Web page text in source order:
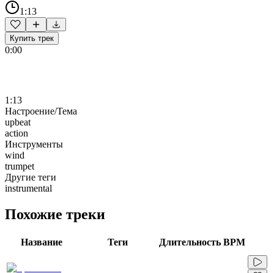
1:13
Купить трек
0:00
1:13
Настроение/Тема
upbeat
action
Инструменты
wind
trumpet
Другие теги
instrumental
Похожие треки
Название Теги Длительность BPM